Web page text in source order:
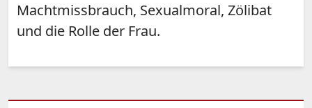
Machtmissbrauch, Sexualmoral, Zölibat
und die Rolle der Frau.